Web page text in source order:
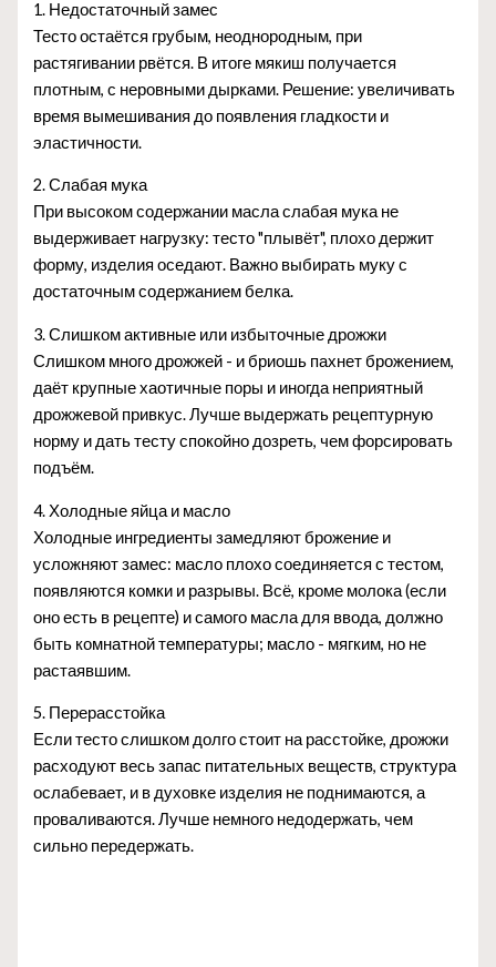
1. Недостаточный замес
Тесто остаётся грубым, неоднородным, при
растягивании рвётся. В итоге мякиш получается
плотным, с неровными дырками. Решение: увеличивать
время вымешивания до появления гладкости и
эластичности.
2. Слабая мука
При высоком содержании масла слабая мука не
выдерживает нагрузку: тесто "плывёт", плохо держит
форму, изделия оседают. Важно выбирать муку с
достаточным содержанием белка.
3. Слишком активные или избыточные дрожжи
Слишком много дрожжей - и бриошь пахнет брожением,
даёт крупные хаотичные поры и иногда неприятный
дрожжевой привкус. Лучше выдержать рецептурную
норму и дать тесту спокойно дозреть, чем форсировать
подъём.
4. Холодные яйца и масло
Холодные ингредиенты замедляют брожение и
усложняют замес: масло плохо соединяется с тестом,
появляются комки и разрывы. Всё, кроме молока (если
оно есть в рецепте) и самого масла для ввода, должно
быть комнатной температуры; масло - мягким, но не
растаявшим.
5. Перерасстойка
Если тесто слишком долго стоит на расстойке, дрожжи
расходуют весь запас питательных веществ, структура
ослабевает, и в духовке изделия не поднимаются, а
проваливаются. Лучше немного недодержать, чем
сильно передержать.